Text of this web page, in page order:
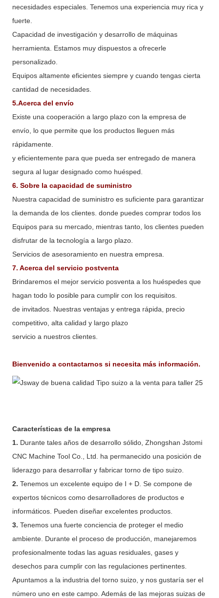
necesidades especiales. Tenemos una experiencia muy rica y
fuerte.
Capacidad de investigación y desarrollo de máquinas
herramienta. Estamos muy dispuestos a ofrecerle
personalizado.
Equipos altamente eficientes siempre y cuando tengas cierta
cantidad de necesidades.
5.Acerca del envío
Existe una cooperación a largo plazo con la empresa de
envío, lo que permite que los productos lleguen más
rápidamente.
y eficientemente para que pueda ser entregado de manera
segura al lugar designado como huésped.
6. Sobre la capacidad de suministro
Nuestra capacidad de suministro es suficiente para garantizar
la demanda de los clientes. donde puedes comprar todos los
Equipos para su mercado, mientras tanto, los clientes pueden
disfrutar de la tecnología a largo plazo.
Servicios de asesoramiento en nuestra empresa.
7. Acerca del servicio postventa
Brindaremos el mejor servicio posventa a los huéspedes que
hagan todo lo posible para cumplir con los requisitos.
de invitados. Nuestras ventajas y entrega rápida, precio
competitivo, alta calidad y largo plazo
servicio a nuestros clientes.
Bienvenido a contactarnos si necesita más información.
Características de la empresa
1. Durante tales años de desarrollo sólido, Zhongshan Jstomi
CNC Machine Tool Co., Ltd. ha permanecido una posición de
liderazgo para desarrollar y fabricar torno de tipo suizo.
2. Tenemos un excelente equipo de I + D. Se compone de
expertos técnicos como desarrolladores de productos e
informáticos. Pueden diseñar excelentes productos.
3. Tenemos una fuerte conciencia de proteger el medio
ambiente. Durante el proceso de producción, manejaremos
profesionalmente todas las aguas residuales, gases y
desechos para cumplir con las regulaciones pertinentes.
Apuntamos a la industria del torno suizo, y nos gustaría ser el
número uno en este campo. Además de las mejoras suizas de